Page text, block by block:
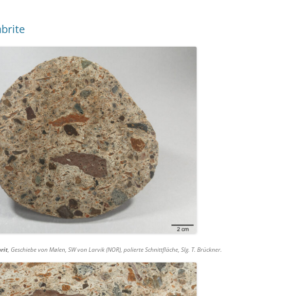
, Geschiebe von Mølen, SW von Larvik (NOR), polierte Schnittfläche, Slg. T. Brückner.